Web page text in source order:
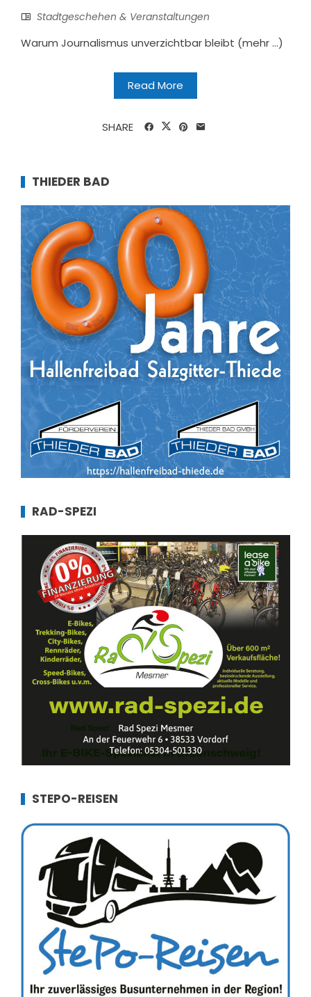
Stadtgeschehen & Veranstaltungen
Warum Journalismus unverzichtbar bleibt (mehr …)
Read More
SHARE
THIEDER BAD
RAD-SPEZI
STEPO-REISEN